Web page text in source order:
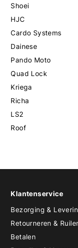
Shoei
HJC
Cardo Systems
Dainese
Pando Moto
Quad Lock
Kriega
Richa
LS2
Roof
Klantenservice
Bezorging &
Retourneren &
Betalen